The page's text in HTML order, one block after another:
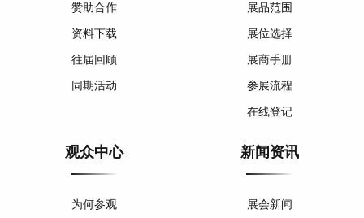
赞助合作
资料下载
往届回顾
同期活动
展品范围
展位选择
展商手册
参展流程
在线登记
观众中心
为何参观
新闻资讯
展会新闻